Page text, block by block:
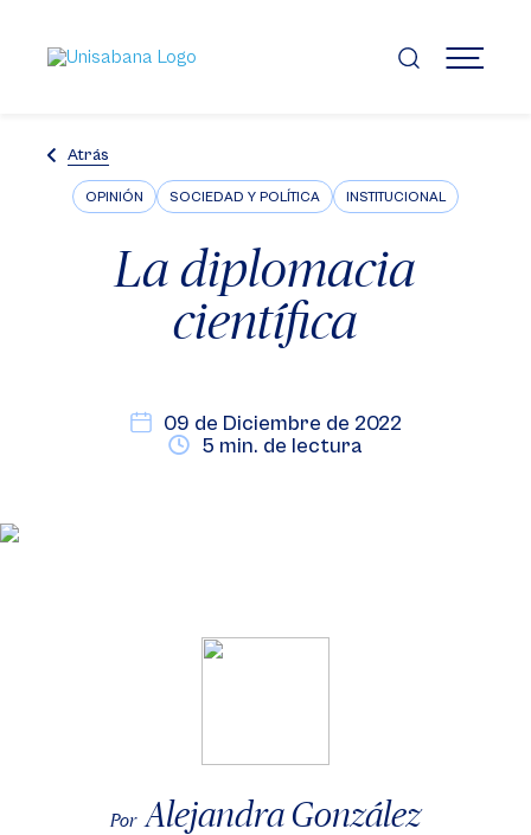
contenido
principal
MENÚ
Atrás
OPINIÓN SOCIEDAD Y POLÍTICA INSTITUCIONAL
La diplomacia
científica
09 de Diciembre de 2022
5 min. de lectura
Por Alejandra González